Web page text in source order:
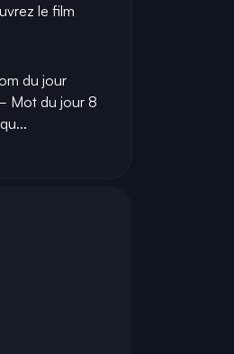
le film
du jour
Mot du jour 8